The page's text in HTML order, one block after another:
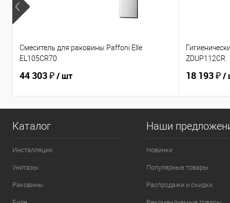
Смеситель для раковины Paffoni Elle
EL105CR70
44 303 ₽/ шт
ZDUP112CR
18 193 ₽/
Каталог
Инсталляции
Унитазы
Раковины
Наши
Новинки
Популярные товары
Распродажи и скидки